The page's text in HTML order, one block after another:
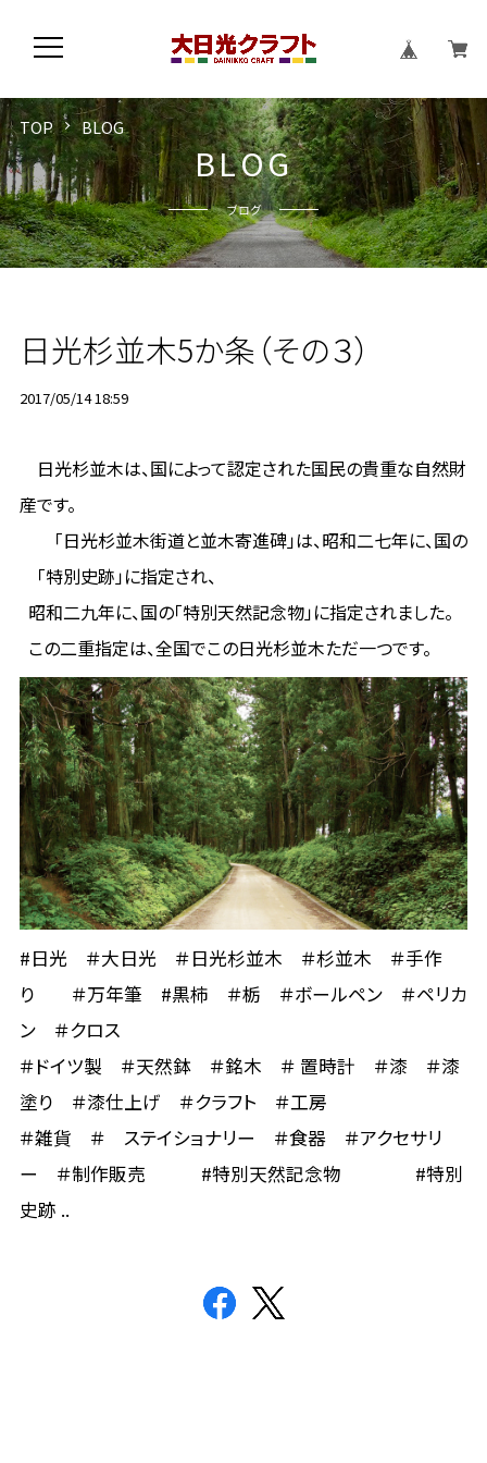
BLOG
ブログ
TOP BLOG
日光杉並木5か条（その３）
2017/05/14 18:59
日光杉並木は、国によって認定された国民の貴重な自然財
産です。
「日光杉並木街道と並木寄進碑」は、昭和二七年に、国の
「特別史跡」に指定され、
昭和二九年に、国の「特別天然記念物」に指定されました。
この二重指定は、全国でこの日光杉並木ただ一つです。
#日光 ＃大日光 ＃日光杉並木 ＃杉並木 ＃手作
り ＃万年筆 #黒柿 ＃栃 ＃ボールペン ＃ペリカ
ン ＃クロス
＃ドイツ製 ＃天然鉢 ＃銘木 ＃ 置時計 ＃漆 ＃漆
塗り ＃漆仕上げ ＃クラフト ＃工房
＃雑貨 ＃ ステイショナリー ＃食器 ＃アクセサリ
ー ＃制作販売 #特別天然記念物 #特別
史跡 ..